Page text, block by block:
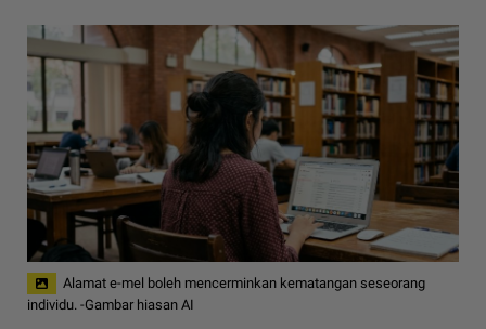
Alamat e-mel boleh mencerminkan kematangan seseorang
individu. -Gambar hiasan AI